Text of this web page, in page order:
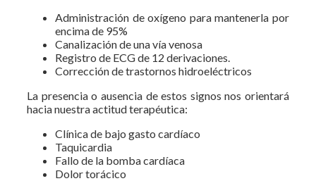
Administración de oxígeno para mantenerla por
encima de 95%
Canalización de una vía venosa
Registro de ECG de 12 derivaciones.
Corrección de trastornos hidroeléctricos
La presencia o ausencia de estos signos nos orientará
hacia nuestra actitud terapéutica:
Clínica de bajo gasto cardíaco
Taquicardia
Fallo de la bomba cardíaca
Dolor torácico